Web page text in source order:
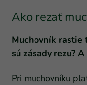
Ako rezať
Muchovník rastie
sú zásady rezu?
Pri muchovníku